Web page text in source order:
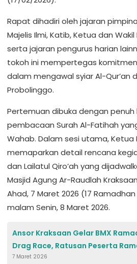
Rapat dihadiri oleh jajaran
Majelis Ilmi, Katib, Ketua dan Wakil
serta jajaran pengurus harian
tokoh ini mempertegas komitmen
dalam mengawal syiar Al-Qur’an
Probolinggo.
Pertemuan dibuka dengan
pembacaan Surah Al-Fatihah
Wahab. Dalam sesi utama, Ketua
memaparkan detail rencana
dan Lailatul Qiro’ah yang
Masjid Agung Ar-Raudlah
Ahad, 7 Maret 2026 (17
malam Senin, 8 Maret 2026.
Ansor Kraksaan Gelar BMX
Drag Race, Ratusan Peserta
Jalan Ahmad Yani
7 Maret 2026